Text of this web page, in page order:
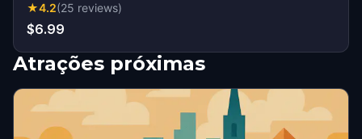
★4.2(25 reviews)
$6.99
Atrações próximas